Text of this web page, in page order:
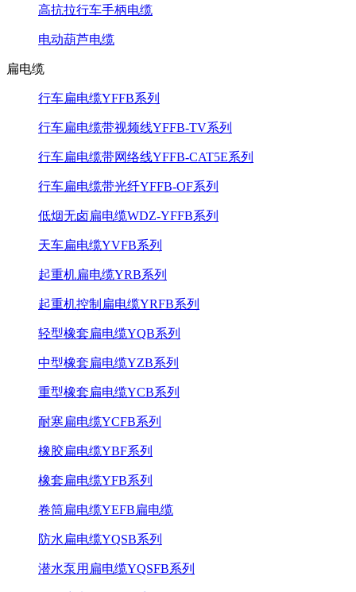
高抗拉行车手柄电缆
电动葫芦电缆
扁电缆
行车扁电缆YFFB系列
行车扁电缆带视频线YFFB-TV系列
行车扁电缆带网络线YFFB-CAT5E系列
行车扁电缆带光纤YFFB-OF系列
低烟无卤扁电缆WDZ-YFFB系列
天车扁电缆YVFB系列
起重机扁电缆YRB系列
起重机控制扁电缆YRFB系列
轻型橡套扁电缆YQB系列
中型橡套扁电缆YZB系列
重型橡套扁电缆YCB系列
耐寒扁电缆YCFB系列
橡胶扁电缆YBF系列
橡套扁电缆YFB系列
卷筒扁电缆YEFB扁电缆
防水扁电缆YQSB系列
潜水泵用扁电缆YQSFB系列